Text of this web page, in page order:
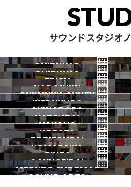
サウンドスタジオ
SHIBUYA3
渋谷3号
2026.07 OPEN
SHIBUYA1
渋谷1号
EBISU
恵比寿
HARAJUKU
原宿
SHINJUKU ANNEX
新宿ANNEX
IKEBUKURO
池袋
AKIHABARA
秋葉原
HATSUDAI
初台
NAKANO
中野
NOGATA
野方
TORITSUDAI
都立大
KOMAZAWA
駒沢
GINZA
銀座
GAKUGEIDAI
学芸大
MEGURO FUDOMAE
SOUND ARTS